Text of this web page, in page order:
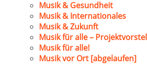
Musik & Gesundheit
Musik & Internationales
Musik & Zukunft
Musik für alle –
Musik für alle!
Musik vor Ort [abgelaufen]